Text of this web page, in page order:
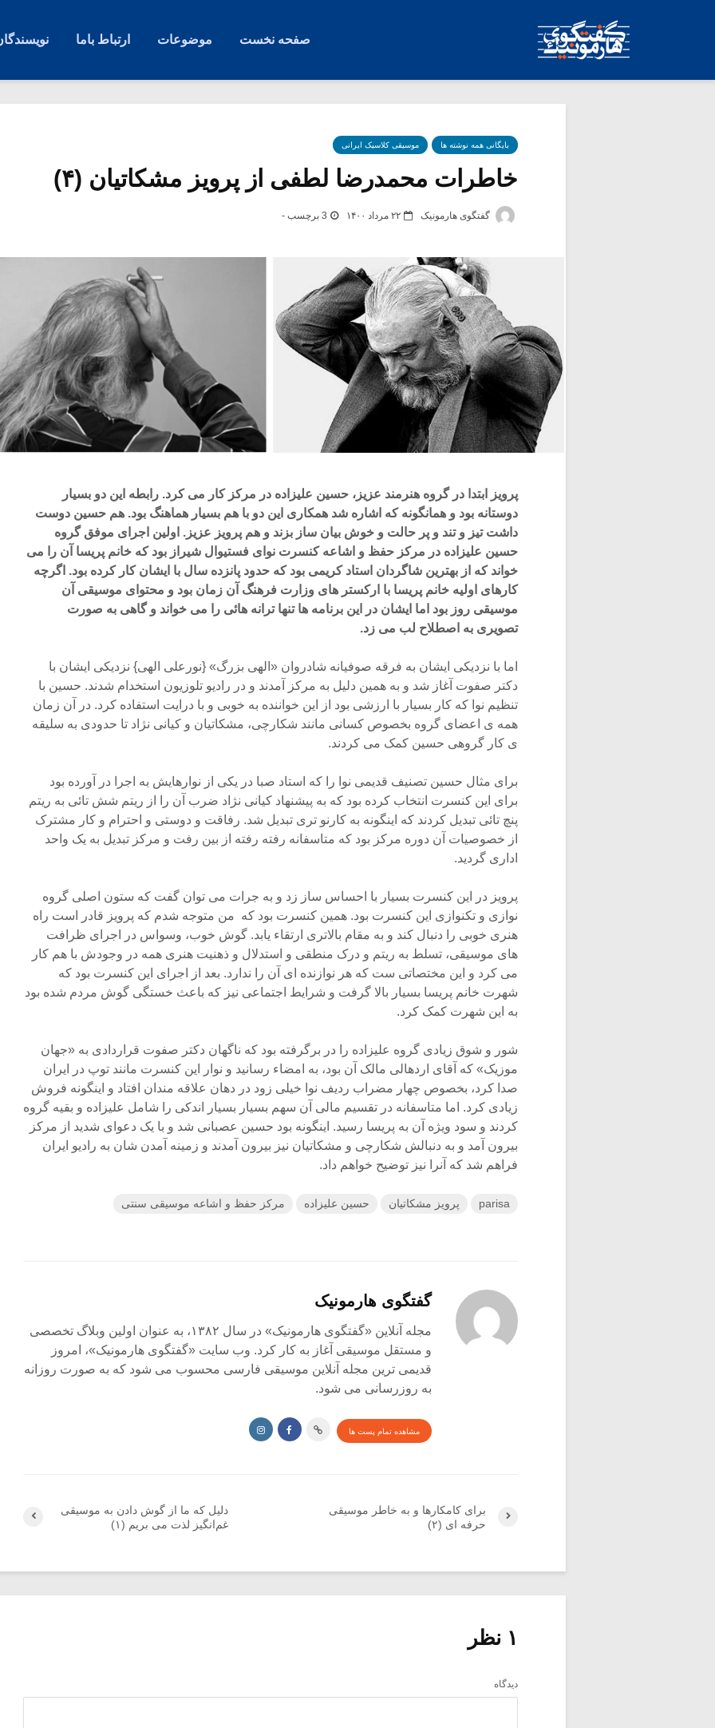
صفحه نخست موضوعات ارتباط باما
بایگانی همه نوشته ها موسیقی کلاسیک ایرانی
خاطرات محمدرضا لطفی از پرویز مشکاتیان (۴)
گفتگوی هارمونیک ۲۲ مرداد ۱۴۰۰ 3 برچسب -
پرویز ابتدا در گروه هنرمند عزیز، حسین علیزاده در مرکز کار می کرد. رابطه این دو بسیار
دوستانه بود و همانگونه که اشاره شد همکاری این دو با هم بسیار هماهنگ بود. هم حسین دوست
داشت تیز و تند و پر حالت و خوش بیان ساز بزند و هم پرویز عزیز. اولین اجرای موفق گروه
حسین علیزاده در مرکز حفظ و اشاعه کنسرت نوای فستیوال شیراز بود که خانم پریسا آن را می
خواند که از بهترین شاگردان استاد کریمی بود که حدود پانزده سال با ایشان کار کرده بود. اگرچه
کارهای اولیه خانم پریسا با ارکستر های وزارت فرهنگ آن زمان بود و محتوای موسیقی آن
موسیقی روز بود اما ایشان در این برنامه ها تنها ترانه هائی را می خواند و گاهی به صورت
تصویری به اصطلاح لب می زد.
اما با نزدیکی ایشان به فرقه صوفیانه شادروان «الهی بزرگ» {نورعلی الهی} نزدیکی ایشان با
دکتر صفوت آغاز شد و به همین دلیل به مرکز آمدند و در رادیو تلوزیون استخدام شدند. حسین با
تنظیم نوا که کار بسیار با ارزشی بود از این خواننده به خوبی و با درایت استفاده کرد. در آن زمان
همه ی اعضای گروه بخصوص کسانی مانند شکارچی، مشکاتیان و کیانی نژاد تا حدودی به سلیقه
ی کار گروهی حسین کمک می کردند.
برای مثال حسین تصنیف قدیمی نوا را که استاد صبا در یکی از نوارهایش به اجرا در آورده بود
برای این کنسرت انتخاب کرده بود که به پیشنهاد کیانی نژاد ضرب آن را از ریتم شش تائی به ریتم
پنچ تائی تبدیل کردند که اینگونه به کارنو تری تبدیل شد. رفاقت و دوستی و احترام و کار مشترک
از خصوصیات آن دوره مرکز بود که متاسفانه رفته رفته از بین رفت و مرکز تبدیل به یک واحد
اداری گردید.
پرویز در این کنسرت بسیار با احساس ساز زد و به جرات می توان گفت که ستون اصلی گروه
نوازی و تکنوازی این کنسرت بود. همین کنسرت بود که من متوجه شدم که پرویز قادر است راه
هنری خوبی را دنبال کند و به مقام بالاتری ارتقاء یابد. گوش خوب، وسواس در اجرای ظرافت
های موسیقی، تسلط به ریتم و درک منطقی و استدلال و ذهنیت هنری همه در وجودش با هم کار
می کرد و این مختصاتی ست که هر نوازنده ای آن را ندارد. بعد از اجرای این کنسرت بود که
شهرت خانم پریسا بسیار بالا گرفت و شرایط اجتماعی نیز که باعث خستگی گوش مردم شده بود
به این شهرت کمک کرد.
شور و شوق زیادی گروه علیزاده را در برگرفته بود که ناگهان دکتر صفوت قراردادی به «جهان
موزیک» که آقای اردهالی مالک آن بود، به امضاء رسانید و نوار این کنسرت مانند توپ در ایران
صدا کرد، بخصوص چهار مضراب ردیف نوا خیلی زود در دهان علاقه مندان افتاد و اینگونه فروش
زیادی کرد. اما متاسفانه در تقسیم مالی آن سهم بسیار بسیار اندکی را شامل علیزاده و بقیه گروه
کردند و سود ویژه آن به پریسا رسید. اینگونه بود حسین عصبانی شد و با یک دعوای شدید از مرکز
بیرون آمد و به دنبالش شکارچی و مشکاتیان نیز بیرون آمدند و زمینه آمدن شان به رادیو ایران
فراهم شد که آنرا نیز توضیح خواهم داد.
parisa پرویز مشکاتیان حسین علیزاده مرکز حفظ و اشاعه موسیقی سنتی
گفتگوی هارمونیک
مجله آنلاین «گفتگوی هارمونیک» در سال ۱۳۸۲، به عنوان اولین وبلاگ تخصصی
و مستقل موسیقی آغاز به کار کرد. وب سایت «گفتگوی هارمونیک»، امروز
قدیمی ترین مجله آنلاین موسیقی فارسی محسوب می شود که به صورت روزانه
به روزرسانی می شود.
مشاهده تمام پست ها
دلیل که ما از گوش دادن به موسیقی
غم‌انگیز لذت می بریم (۱)
برای کامکارها و به خاطر موسیقی
حرفه ای (۲)
۱ نظر
دیدگاه